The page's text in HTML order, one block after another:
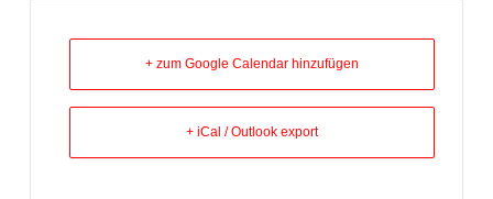
+ zum Google Calendar hinzufügen
+ iCal / Outlook export